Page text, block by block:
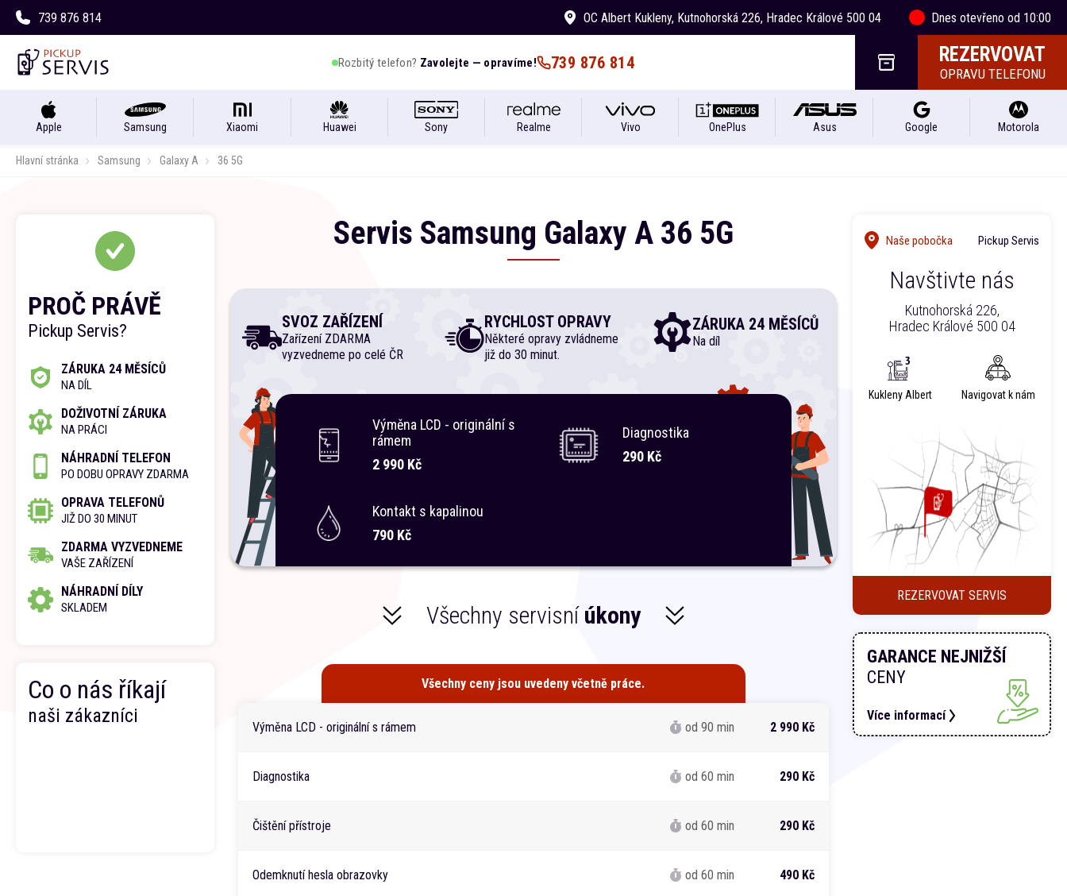
739 876 814 OC Albert Kukleny, Kutnohorská 226, Hradec Králové 500 04 Dnes otevřeno od 10:00
Rozbitý telefon? Zavolejte — opravíme! 739 876 814 REZERVOVAT
OPRAVU TELEFONU
Apple Samsung Xiaomi Huawei Sony Realme Vivo OnePlus Asus Google Motorola
Hlavní stránka Samsung Galaxy A 36 5G
Servis Samsung Galaxy A 36 5G
SVOZ ZAŘÍZENÍ
Zařízení ZDARMA
vyzvedneme po celé ČR
RYCHLOST OPRAVY
Některé opravy zvládneme
již do 30 minut.
ZÁRUKA 24 MĚSÍCŮ
Na díl
Diagnostika
290 Kč
Kontakt s kapalinou
790 Kč
Výměna LCD - originální s
rámem
2 990 Kč
Všechny servisní úkony
Všechny ceny jsou uvedeny včetně práce.
Výměna LCD - originální s rámem od 90 min 2 990 Kč
Diagnostika od 60 min 290 Kč
Čištění přístroje od 60 min 290 Kč
Odemknutí hesla obrazovky od 60 min 490 Kč
PROČ PRÁVĚ
Pickup Servis?
ZÁRUKA 24 MĚSÍCŮ
NA DÍL
DOŽIVOTNÍ ZÁRUKA
NA PRÁCI
NÁHRADNÍ TELEFON
PO DOBU OPRAVY ZDARMA
OPRAVA TELEFONŮ
JIŽ DO 30 MINUT
ZDARMA VYZVEDNEME
VAŠE ZAŘÍZENÍ
NÁHRADNÍ DÍLY
SKLADEM
Co o nás říkají
naši zákazníci
Naše pobočka Pickup Servis
Navštivte nás
Kutnohorská 226,
Hradec Králové 500 04
Kukleny Albert Navigovat k nám
REZERVOVAT SERVIS
GARANCE NEJNIŽŠÍ
CENY
Více informací